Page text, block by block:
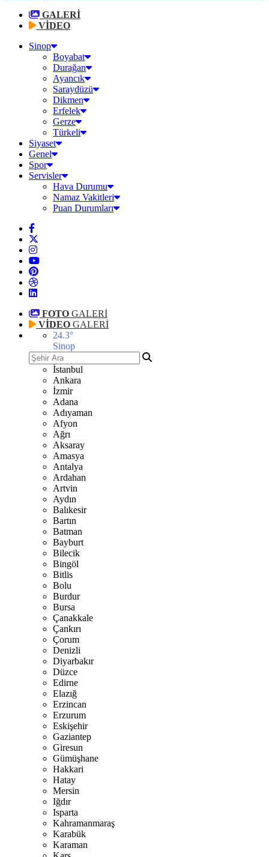
GALERİ
VİDEO
Sinop
Boyabat
Durağan
Ayancık
Saraydüzü
Dikmen
Erfelek
Gerze
Türkeli
Siyaset
Genel
Spor
Servisler
Hava Durumu
Namaz Vakitleri
Puan Durumları
FOTO GALERİ
VİDEO GALERİ
24.3°
Sinop
İstanbul
Ankara
İzmir
Adana
Adıyaman
Afyon
Ağrı
Aksaray
Amasya
Antalya
Ardahan
Artvin
Aydın
Balıkesir
Bartın
Batman
Bayburt
Bilecik
Bingöl
Bitlis
Bolu
Burdur
Bursa
Çanakkale
Çankırı
Çorum
Denizli
Diyarbakır
Düzce
Edirne
Elazığ
Erzincan
Erzurum
Eskişehir
Gaziantep
Giresun
Gümüşhane
Hakkari
Hatay
Mersin
Iğdır
Isparta
Kahramanmaraş
Karabük
Karaman